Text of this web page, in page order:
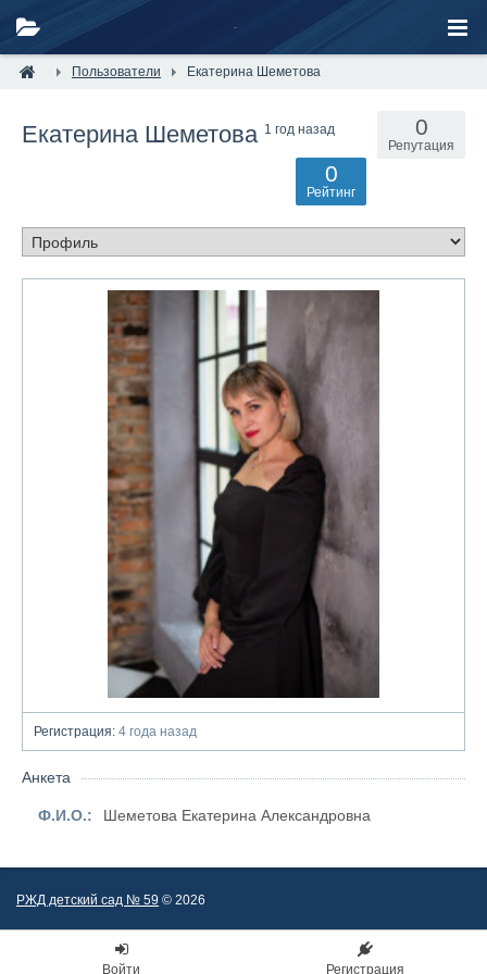
Пользователи Екатерина Шеметова
Екатерина Шеметова 1 год назад 0
Репутация
0
Рейтинг
Регистрация: 4 года назад
Анкета
Ф.И.О.: Шеметова Екатерина Александровна
РЖД детский сад № 59 © 2026
Войти Регистрация